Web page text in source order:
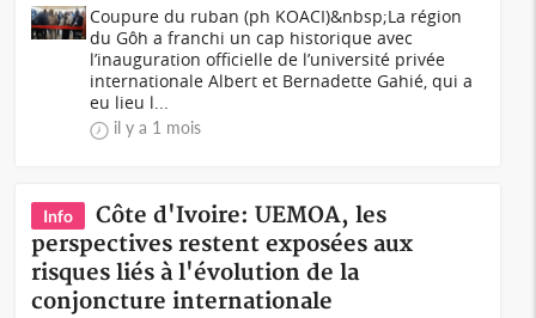
Coupure du ruban (ph KOACI)&nbsp;La région
du Gôh a franchi un cap historique avec
l’inauguration officielle de l’université privée
internationale Albert et Bernadette Gahié, qui a
eu lieu l...
il y a 1 mois
Info
Côte d'Ivoire: UEMOA, les
perspectives restent exposées aux
risques liés à l'évolution de la
conjoncture internationale